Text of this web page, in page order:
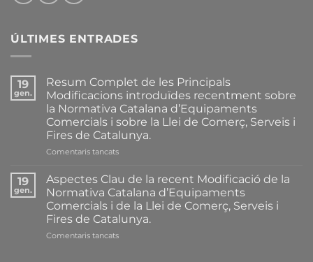
ÚLTIMES ENTRADES
19
gen.
Resum Complet de les Principals
Modificacions introduïdes recentment sobre
la Normativa Catalana d’Equipaments
Comercials i sobre la Llei de Comerç, Serveis i
Fires de Catalunya.
Comentaris tancatsa
Complet
de
les
Principals
Modificacions
introduïdes
19
gen.
Aspectes Clau de la recent Modificació de la
Normativa Catalana d’Equipaments
Comercials i de la Llei de Comerç, Serveis i
Fires de Catalunya.
Comentaris tancatsa